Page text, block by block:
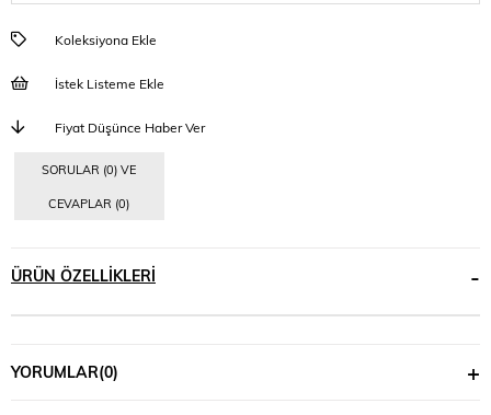
Koleksiyona Ekle
İstek Listeme Ekle
Fiyat Düşünce Haber Ver
SORULAR (0) VE
CEVAPLAR (0)
ÜRÜN ÖZELLIKLERI
YORUMLAR(0)